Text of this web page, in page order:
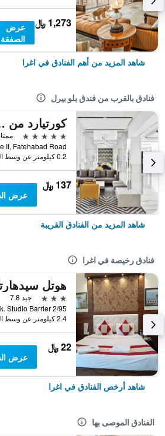
1,273 ﷼
عرض
الصفقة
شاهد المزيد من أهم الفنادق في اغرا
فنادق بالقرب من فندق بلو بيرل
5 نجوم
ممتاز
0.2 كيلومتر عن وسط المدينة
137 ﷼
عرض
شاهد المزيد من الفنادق القريبة
فنادق رخيصة في اغرا
هوتل
3 نجوم
جيد 7.8
2.4 كيلومتر عن وسط المدينة
22 ﷼
عرض
شاهد أرخص الفنادق في اغرا
الفنادق الموصى بها